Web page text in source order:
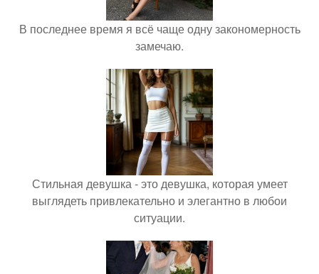
В последнее время я всё чаще одну закономерность
замечаю.
Стильная девушка - это девушка, которая умеет
выглядеть привлекательно и элегантно в любои
ситуации.